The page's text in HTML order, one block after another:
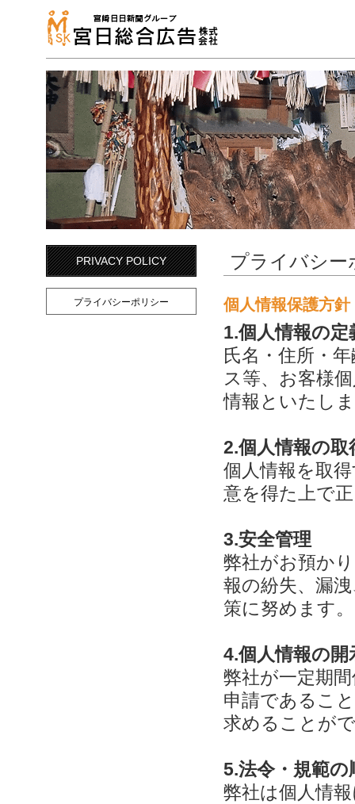
PRIVACY POLICY
プライバシーポリシー
プライバシー
個人情報保護方針
1.個人情報の定
氏名・住所・
ス等、お客様
情報といたし
2.個人情報の取
個人情報を取
意を得た上で
3.安全管理
弊社がお預か
報の紛失、漏
策に努めます。
4.個人情報の開
弊社が一定期
申請であるこ
求めることが
5.法令・規範の
弊社は個人情